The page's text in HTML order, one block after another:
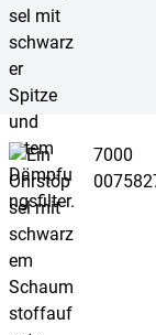
7000